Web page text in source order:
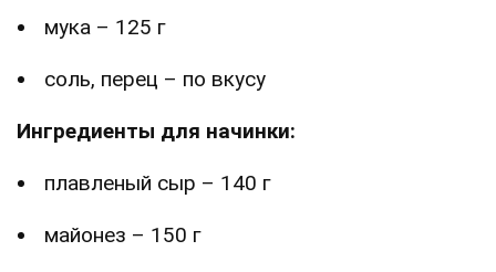
мука – 125 г
соль, перец – по вкусу
Ингредиенты для начинки:
плавленый сыр – 140 г
майонез – 150 г